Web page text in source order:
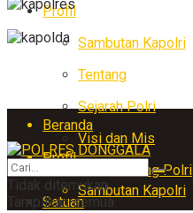
Profil
Sambutan Kapolri
Tentang
Sejarah Polri
Visi dan Mis
Arti Lambang Polri
Satuan
Beranda
Profil
Sambutan Kapolri
Tidak ditemukan
Tampilkan semua